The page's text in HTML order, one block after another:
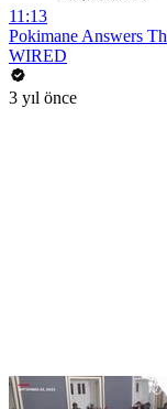
11:13
Pokimane Answers
WIRED
3 yıl önce